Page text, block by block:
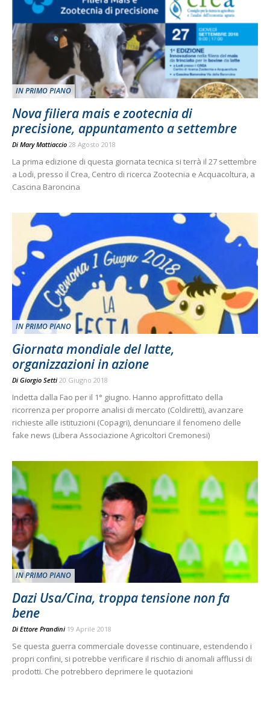
IN PRIMO PIANO
Nova filiera mais e zootecnia di
precisione, appuntamento a settembre
Di Mary Mattiaccio 28 Agosto 2018
La prima edizione di questa giornata tecnica si terrà il 27 settembre
a Lodi, presso il Crea, Centro di ricerca Zootecnia e Acquacoltura, a
Cascina Baroncina
IN PRIMO PIANO
Giornata mondiale del latte,
organizzazioni in azione
Di Giorgio Setti 20 Giugno 2018
Indetta dalla Fao per il 1° giugno. Hanno approfittato della
ricorrenza per proporre analisi di mercato (Coldiretti), avanzare
richieste alle istituzioni (Copagri), denunciare il fenomeno delle
fake news (Libera Associazione Agricoltori Cremonesi)
IN PRIMO PIANO
Dazi Usa/Cina, troppa tensione non fa
bene
Di Ettore Prandini 19 Aprile 2018
Se questa guerra commerciale dovesse continuare, estendendo i
propri confini, si potrebbe verificare il rischio di anomali afflussi di
prodotti. Che potrebbero deprimere le quotazioni